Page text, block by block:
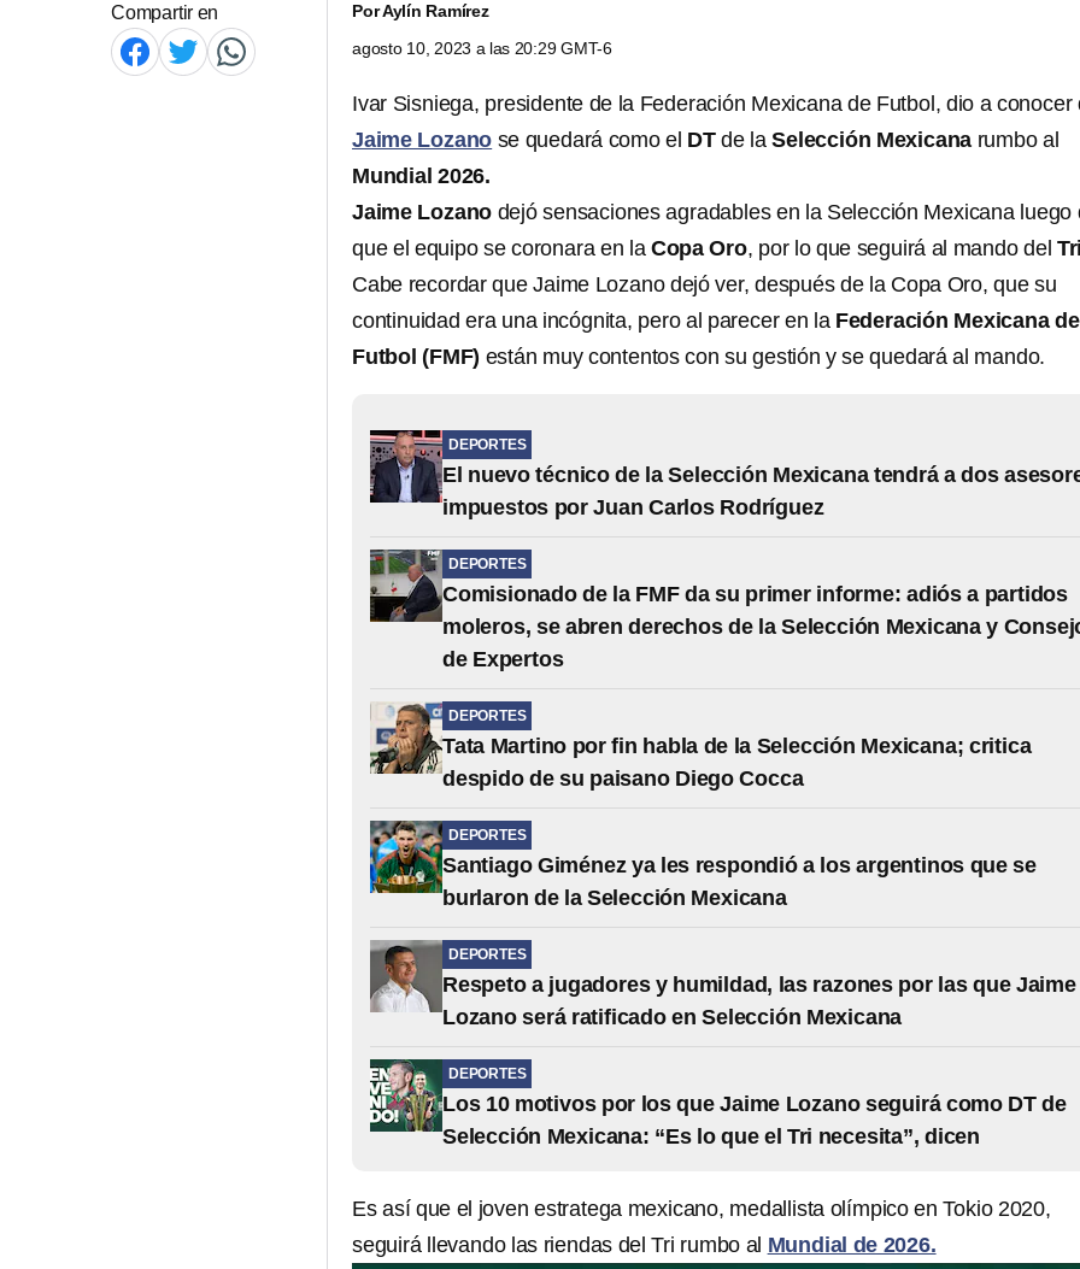
Compartir en PorAylín Ramírez
agosto 10, 2023 a las 20:29 GMT-6
Ivar Sisniega, presidente de la Federación Mexicana de Futbol, dio a conocer
Jaime Lozano se quedará como el DTde laSelección Mexicana rumbo al
Mundial 2026.
Jaime Lozano dejó sensaciones agradables en la Selección Mexicana luego
que el equipo se coronara en la Copa Oro, por lo que seguirá al mando del
Cabe recordar que Jaime Lozano dejó ver, después de la Copa Oro, que su
continuidad era una incógnita, pero al parecer en la Federación Mexicana de
Futbol (FMF) están muy contentos con su gestión y se quedará al mando.
DEPORTES
El nuevo técnico de la Selección Mexicana tendrá a dos
impuestos por Juan Carlos Rodríguez
DEPORTES
Comisionado de la FMF da su primer informe: adiós a partidos
moleros, se abren derechos de la Selección Mexicana y
de Expertos
DEPORTES
Tata Martino por fin habla de la Selección Mexicana; critica
despido de su paisano Diego Cocca
DEPORTES
Santiago Giménez ya les respondió a los argentinos que se
burlaron de la Selección Mexicana
DEPORTES
Respeto a jugadores y humildad, las razones por las que Jaime
Lozano será ratificado en Selección Mexicana
DEPORTES
Los 10 motivos por los que Jaime Lozano seguirá como DT de
Selección Mexicana: “Es lo que el Tri necesita”, dicen
Es así que el joven estratega mexicano, medallista olímpico en Tokio 2020,
seguirá llevando las riendas del Tri rumbo al Mundial de 2026.